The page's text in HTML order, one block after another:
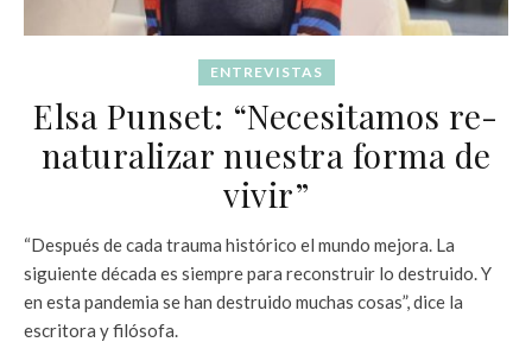
ENTREVISTAS
Elsa Punset: “Necesitamos re-
naturalizar nuestra forma de
vivir”
“Después de cada trauma histórico el mundo mejora. La
siguiente década es siempre para reconstruir lo destruido. Y
en esta pandemia se han destruido muchas cosas”, dice la
escritora y filósofa.